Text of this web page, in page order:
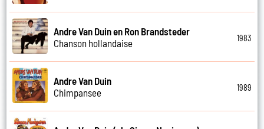
Andre Van Duin en Ron Brandsteder
Chanson hollandaise
1983
Andre Van Duin
Chimpansee
1989